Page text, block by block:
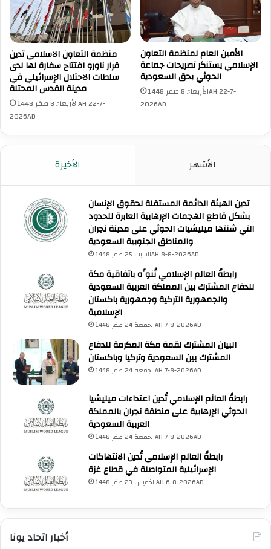
س
ط
ق
ط
ا
ع
غ
ز
ة
ي
ة
ا
ل
م
ن
ي
ة
ن
منظمة التعاون الاسلامي تدين
قرار ناورو افتتاح سفارة لها لدى
سلطات الاحتلال الإسرائيلي في
مدينة القدس المحتلة
الأربعاء 8 صفر 1448AH 22-7-
2026AD
الأمين العام لمنظمة التعاون
الإسلامي يستنكر تصريحات جماعة
الحوثي بحق السعودية
الأربعاء 8 صفر 1448AH 22-7-
2026AD
الأخيرة الأشهر
تدين الهيئة الدائمة المستقلة لحقوق الإنسان
بشكل قاطع الهجمات الإرهابية العابرة للحدود
التي شنتها ميليشيات الحوثي على مدينة نجران
والمناطق الجنوبية السعودية
السبت 25 صفر 1448AH 8-8-2026AD
رابطةُ العالم الإسلامي تُنوِّه باتفاقية مكة
للدفاع المشترك بين المملكة العربية السعودية
والجمهورية التركية وجمهورية باكستان
الإسلامية
الجمعة 24 صفر 1448AH 7-8-2026AD
البيان المشترك لقمة مكة المكرمة للدفاع
المشترك بين السعودية وتركيا وباكستان
الجمعة 24 صفر 1448AH 7-8-2026AD
رابطةُ العالَم الإسلامي تُدين اعتداءات ميليشيا
الحوثي الإرهابية على منطقة نجران بالمملكة
العربية السعودية
الجمعة 24 صفر 1448AH 7-8-2026AD
رابطةُ العالم الإسلامي تُدين الانتهاكات
الإسرائيلية المتواصلة في قطاع غزة
الخميس 23 صفر 1448AH 6-8-2026AD
أخبار اتحاد يونا